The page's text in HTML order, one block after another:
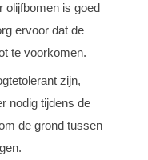
olijfbomen is goed
ervoor dat de
te voorkomen.
zijn,
nodig tijdens de
de grond tussen